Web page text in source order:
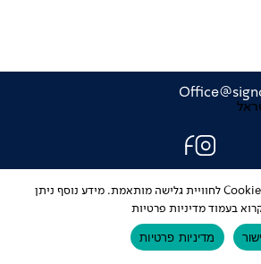
אנו משתמשים בקובצי Cookie לחוויית גלישה מותאמת. מידע נוסף ניתן
בעמוד מדיניות פרטיות
מדיניות פרטיות